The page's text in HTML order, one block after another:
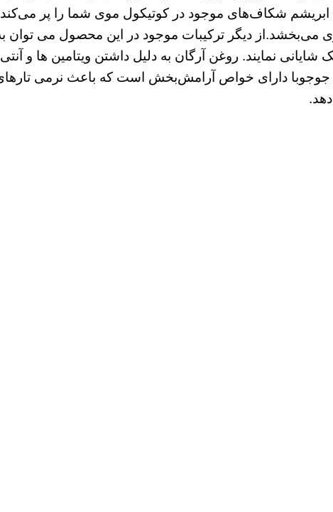
ابریشم شکاف‌های موجود در کوتیکول موی شما را پر
می‌بخشد.از دیگر ترکیبات موجود در این محصول می توان
نمایند. روغن آرگان به دلیل داشتن ویتامین ها و
دارای خواص آرامش‌بخش است که باعث نرمی